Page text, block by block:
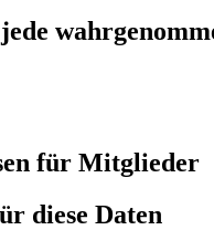
für Mitglieder
diese Daten